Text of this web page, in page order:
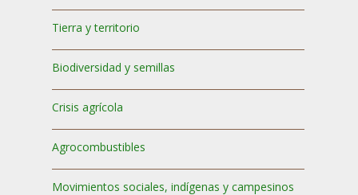
Tierra y territorio
Biodiversidad y semillas
Crisis agrícola
Agrocombustibles
Movimientos sociales, indígenas y campesinos